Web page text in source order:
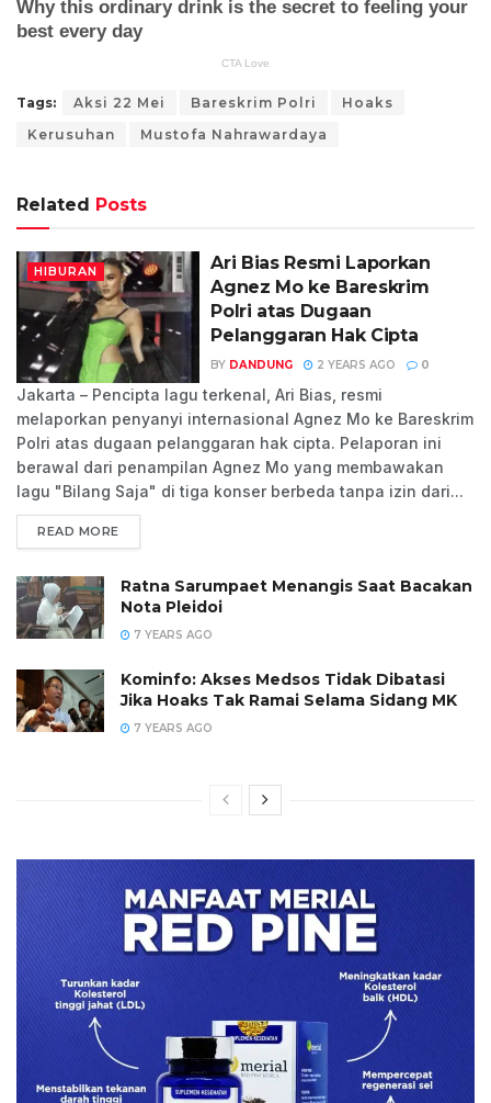
Tags: Aksi 22 Mei Bareskrim Polri
Hoaks
Kerusuhan
Mustofa Nahrawardaya
Related Posts
HIBURAN
Ari Bias Resmi Laporkan
Agnez Mo ke Bareskrim
Polri atas Dugaan
Pelanggaran Hak Cipta
BY DANDUNG 2 YEARS AGO 0
Jakarta – Pencipta lagu terkenal, Ari Bias, resmi
melaporkan penyanyi internasional Agnez Mo ke Bareskrim
Polri atas dugaan pelanggaran hak cipta. Pelaporan ini
berawal dari penampilan Agnez Mo yang membawakan
lagu "Bilang Saja" di tiga konser berbeda tanpa izin dari...
READ MORE
Ratna Sarumpaet Menangis Saat Bacakan
Nota Pleidoi
7 YEARS AGO
Kominfo: Akses Medsos Tidak Dibatasi
Jika Hoaks Tak Ramai Selama Sidang MK
7 YEARS AGO